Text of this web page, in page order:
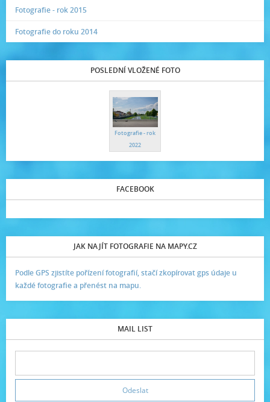
Fotografie - rok 2015
Fotografie do roku 2014
POSLEDNÍ VLOŽENÉ FOTO
Fotografie - rok
2022
FACEBOOK
JAK NAJÍT FOTOGRAFIE NA MAPY.CZ
Podle GPS zjistíte pořízení fotografií, stačí zkopírovat gps údaje u
každé fotografie a přenést na mapu.
MAIL LIST